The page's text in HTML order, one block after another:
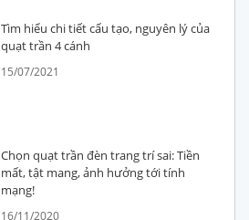
Tìm hiểu chi tiết cấu tạo, nguyên lý của
quạt trần 4 cánh
15/07/2021
Chọn quạt trần đèn trang trí sai: Tiền
mất, tật mang, ảnh hưởng tới tính
mạng!
16/11/2020